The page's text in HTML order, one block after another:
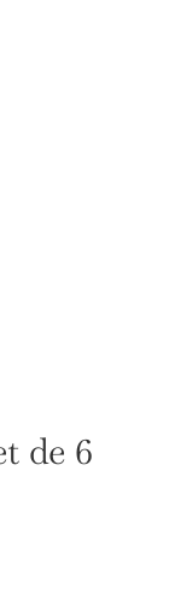
de 6